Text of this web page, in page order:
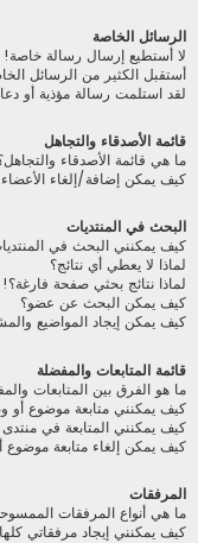
الرسائل الخاصة
لا أستطيع إرسال رسالة خاصة!
أستقبل الكثير من الرسائل
لقد استلمت رسالة مؤذية أو
قائمة الأصدقاء والتجاهل
ما هي قائمة الأصدقاء
كيف يمكن إضافة/إلغاء
البحث في المنتديات
كيف يمكنني البحث في
لماذا لا يعطي أي نتائج؟
لماذا نتائج بحثي صفحة فارغة؟!
كيف يمكن البحث عن عضو؟
كيف يمكن إيجاد المواضيع
قائمة المتابعات والمفضلة
ما هو الفرق بين المتابعات
كيف يمكنني متابعة موضوع أو
كيف يمكنني المتابعة في
كيف يمكن إلغاء متابعة موضوع
المرفقات
ما هي أنواع المرفقات
كيف يمكنني إيجاد مرفقاتي